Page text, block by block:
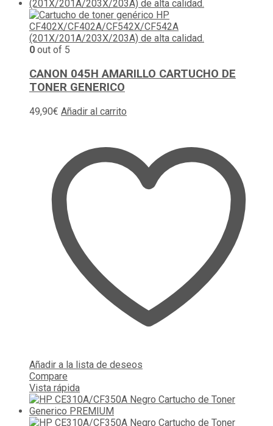
0 out of 5
CANON 045H AMARILLO CARTUCHO DE
TONER GENERICO
49,90€ Añadir al carrito
Añadir a la lista de deseos
Compare
Vista rápida